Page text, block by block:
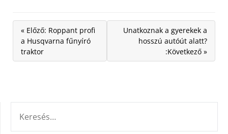
« Előző: Roppant profi
a Husqvarna fűnyíró
traktor
Unatkoznak a gyerekek a
hosszú autóút alatt?
:Következő »